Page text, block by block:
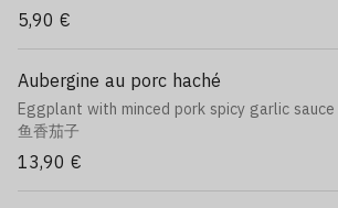
5,90 €
Aubergine au porc haché
Eggplant with minced pork spicy garlic sauce
鱼香茄子
13,90 €